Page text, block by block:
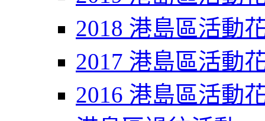
2018 港島區活動
2017 港島區活動
2016 港島區活動